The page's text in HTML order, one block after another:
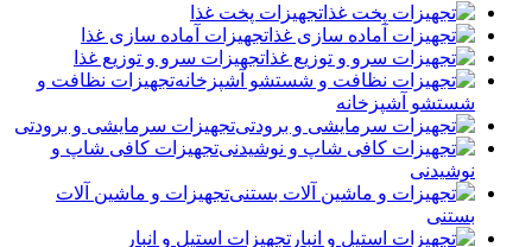
تجهیزات پخت غذا
تجهیزات آماده سازی غذا
تجهیزات سرو و توزیع غذا
تجهیزات نظافت و
شستشو آشپزخانه
تجهیزات سرمایشی و برودتی
تجهیزات کافی شاپ و
نوشیدنی
تجهیزات و ماشین آلات
بستنی
تجهیزات استیل و انبار